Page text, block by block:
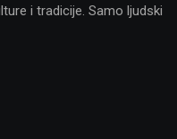
i tradicije. Samo ljudski